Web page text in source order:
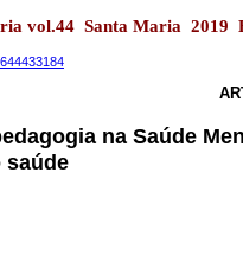
vol.44 Santa Maria 2019
na Saúde
saúde